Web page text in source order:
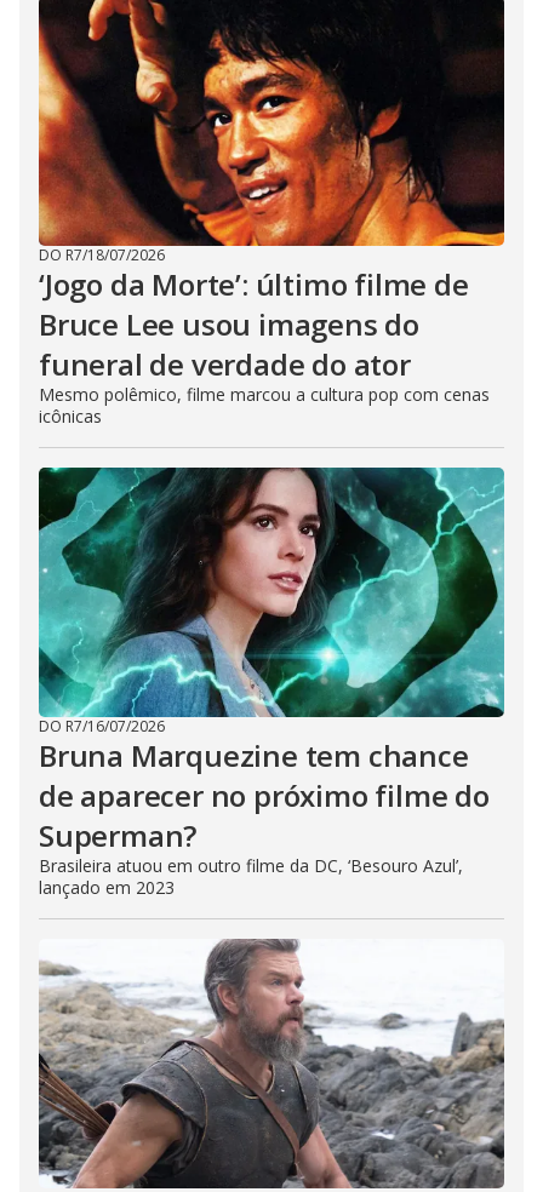
DO R7/18/07/2026
‘Jogo da Morte’: último filme de
Bruce Lee usou imagens do
funeral de verdade do ator
Mesmo polêmico, filme marcou a cultura pop com cenas
icônicas
DO R7/16/07/2026
Bruna Marquezine tem chance
de aparecer no próximo filme do
Superman?
Brasileira atuou em outro filme da DC, ‘Besouro Azul’,
lançado em 2023